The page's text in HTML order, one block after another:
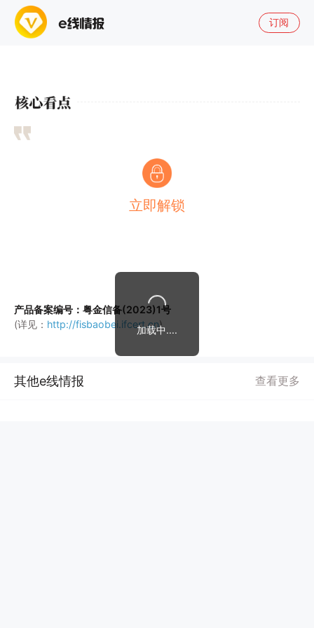
订阅
立即解锁
产品备案编号：粤金信备(2023)1号
(详见： http://fisbaobei.ifcert.cn)
其他e线情报 查看更多
加载中....